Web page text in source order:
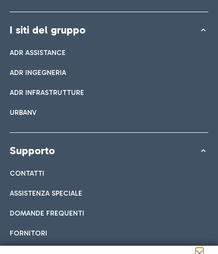
I siti del gruppo
ADR ASSISTANCE
ADR INGEGNERIA
ADR INFRASTRUTTURE
URBANV
Supporto
CONTATTI
ASSISTENZA SPECIALE
DOMANDE FREQUENTI
FORNITORI